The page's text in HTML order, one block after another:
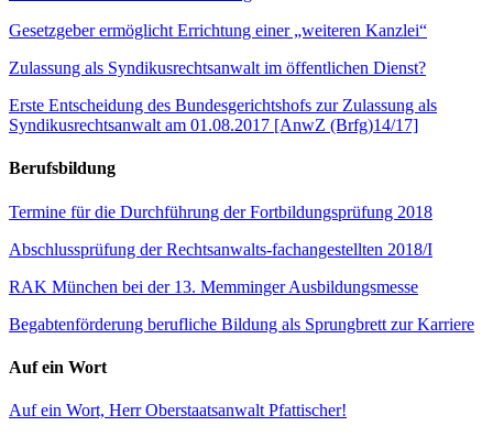
Gesetzgeber ermöglicht Errichtung einer „weiteren Kanzlei“
Zulassung als Syndikusrechtsanwalt im öffentlichen Dienst?
Erste Entscheidung des Bundesgerichtshofs zur Zulassung als
Syndikusrechtsanwalt am 01.08.2017 [AnwZ (Brfg)14/17]
Berufsbildung
Termine für die Durchführung der Fortbildungsprüfung 2018
Abschlussprüfung der Rechtsanwalts-fachangestellten 2018/I
RAK München bei der 13. Memminger Ausbildungsmesse
Begabtenförderung berufliche Bildung als Sprungbrett zur Karriere
Auf ein Wort
Auf ein Wort, Herr Oberstaatsanwalt Pfattischer!